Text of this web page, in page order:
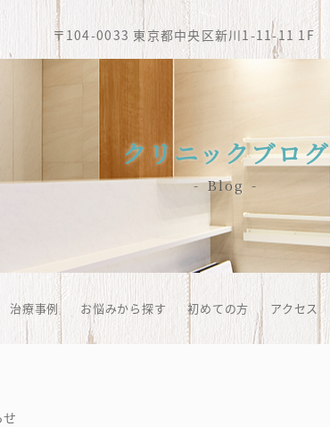
〒104-0033 東京都中央区新川1-11-11 1F
治療事例 お悩みから探す 初めての方 アクセス
クリニックブログ
Blog